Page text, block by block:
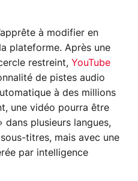
à modifier en
plateforme. Après une
restreint, YouTube
de pistes audio
à des millions
une vidéo pourra être
dans plusieurs langues,
mais avec une
par intelligence